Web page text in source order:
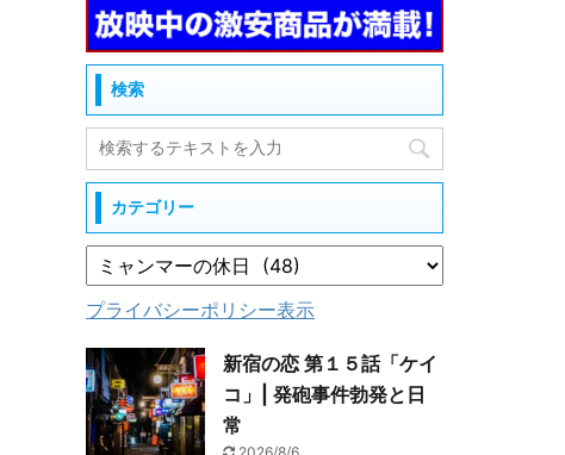
検索
カテゴリー
プライバシーポリシー表示
新宿の恋 第１５話「ケイ
コ」| 発砲事件勃発と日
常